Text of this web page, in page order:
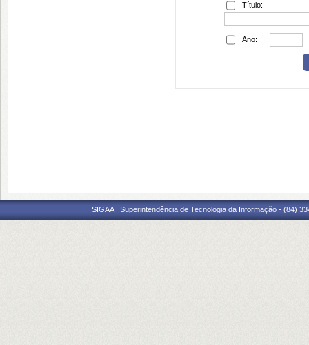
Título:
Ano:
SIGAA | Superintendência de Tecnologia da Informação - (84)